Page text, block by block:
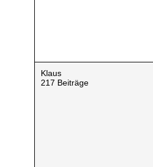
Klaus
217 Beiträge